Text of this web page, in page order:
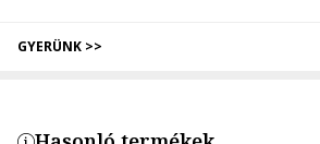
GYERÜNK >>